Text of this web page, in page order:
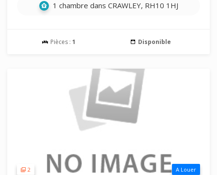
1 chambre dans CRAWLEY, RH10 1HJ
Pièces : 1 Disponible
2 A Louer